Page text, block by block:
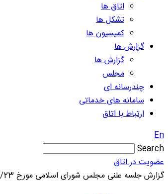
اتاق ها
تشکل ها
کمیسیون ها
گزارش ها
گزارش ها
مجلس
چندرسانه ای
سامانه های خدماتی
ارتباط با اتاق
En
Search
عضویت در اتاق
گزارش جلسه علنی مجلس شورای اسلامی مورخ 96/3/23